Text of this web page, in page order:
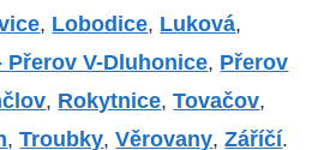
, Lobodice, Luková,
Přerov V-Dluhonice, Přerov
, Rokytnice,Tovačov,
,Troubky,Věrovany,Záříčí.